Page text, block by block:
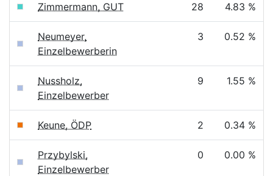
Zimmermann, GUT 28 4.83 %
Neumeyer,
Einzelbewerberin
3 0.52 %
Nussholz,
Einzelbewerber
9 1.55 %
Keune, ÖDP 2 0.34 %
Przybylski,
Einzelbewerber
0 0.00 %